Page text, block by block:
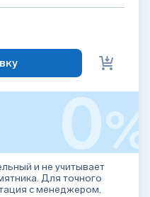
0%
и не учитывает
Для точного
с менеджером.